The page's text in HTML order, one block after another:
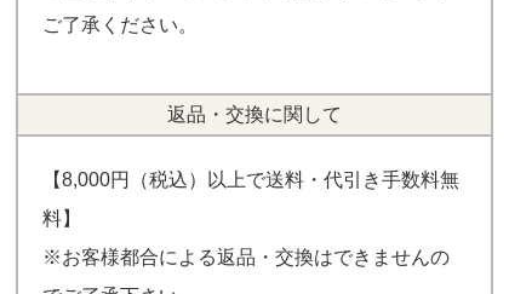
ご了承ください。
返品・交換に関して
【8,000円（税込）以上で送料・代引き手数料無
料】
※お客様都合による返品・交換はできませんの